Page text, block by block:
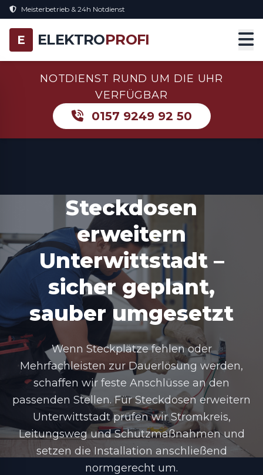
Meisterbetrieb & 24h Notdienst
E ELEKTROPROFI
NOTDIENST RUND UM DIE UHR
VERFÜGBAR
0157 9249 92 50
Steckdosen
erweitern
Unterwittstadt –
sicher geplant,
sauber umgesetzt
Wenn Steckplätze fehlen oder
Mehrfachleisten zur Dauerlösung werden,
schaffen wir feste Anschlüsse an den
passenden Stellen. Für Steckdosen erweitern
Unterwittstadt prüfen wir Stromkreis,
Leitungsweg und Schutzmaßnahmen und
setzen die Installation anschließend
normgerecht um.